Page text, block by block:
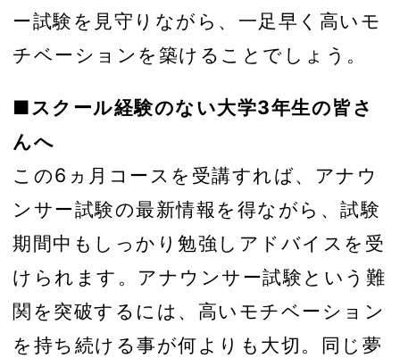
ー試験を見守りながら、一足早く高いモ
チベーションを築けることでしょう。
■スクール経験のない大学3年生の皆さ
んへ
この6ヵ月コースを受講すれば、アナウ
ンサー試験の最新情報を得ながら、試験
期間中もしっかり勉強しアドバイスを受
けられます。アナウンサー試験という難
関を突破するには、高いモチベーション
を持ち続ける事が何よりも大切。同じ夢